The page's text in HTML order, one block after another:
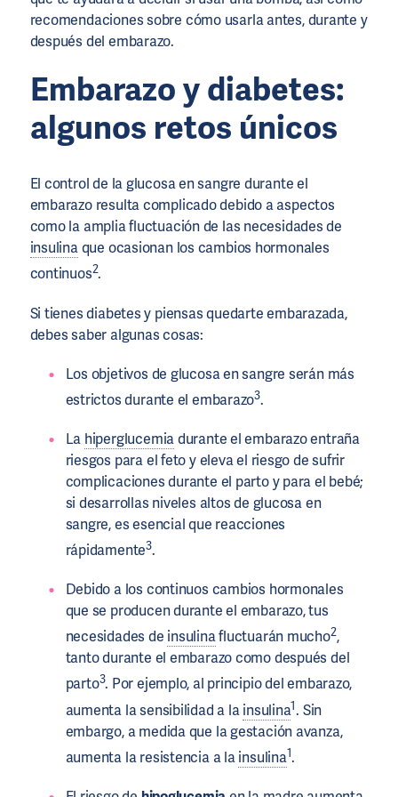
recomendaciones sobre cómo usarla antes, durante y
después del embarazo.
Embarazo y diabetes:
algunos retos únicos
El control de la glucosa en sangre durante el
embarazo resulta complicado debido a aspectos
como la amplia fluctuación de las necesidades de
insulinaque ocasionan los cambios hormonales
continuos2.
Si tienes diabetes y piensas quedarte embarazada,
debes saber algunas cosas:
Los objetivos de glucosa en sangre serán más
estrictos durante el embarazo3.
La hiperglucemiadurante el embarazo entraña
riesgos para el feto y eleva el riesgo de sufrir
complicaciones durante el parto y para el bebé;
si desarrollas niveles altos de glucosa en
sangre, es esencial que reacciones
rápidamente3.
Debido a los continuos cambios hormonales
que se producen durante el embarazo, tus
necesidades de insulinafluctuarán mucho2,
tanto durante el embarazo como después del
parto3. Por ejemplo, al principio del embarazo,
aumenta la sensibilidad a lainsulina1. Sin
embargo, a medida que la gestación avanza,
aumenta la resistencia a lainsulina1.